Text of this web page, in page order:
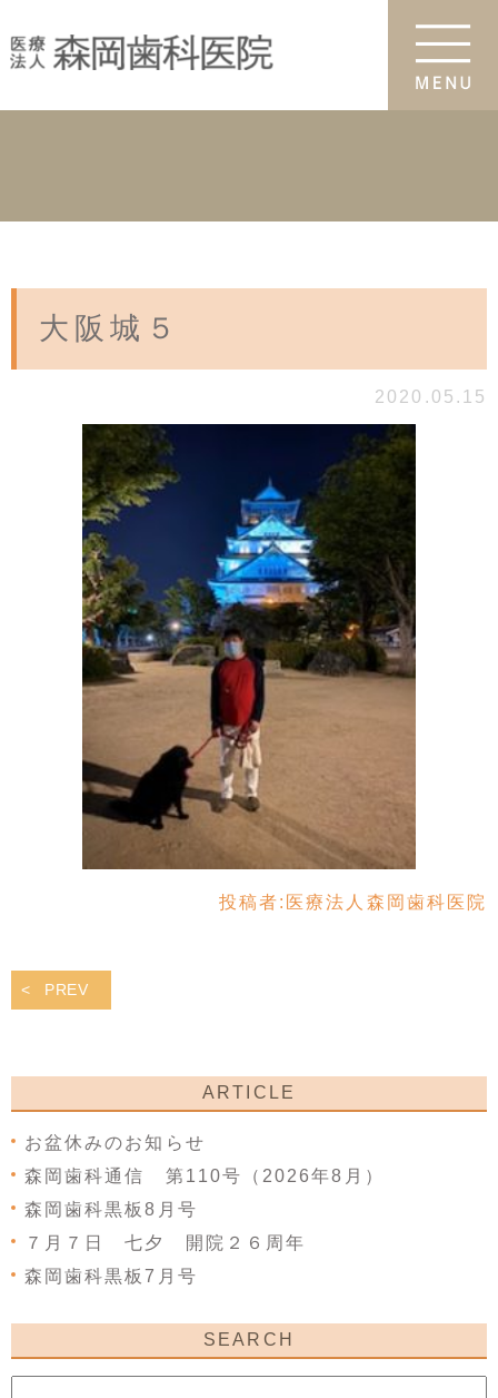
大阪城５
2020.05.15
投稿者: 医療法人森岡歯科医院
PREV
ARTICLE
お盆休みのお知らせ
森岡歯科通信 第110号（2026年8月）
森岡歯科黒板8月号
７月７日 七夕 開院２６周年
森岡歯科黒板7月号
SEARCH